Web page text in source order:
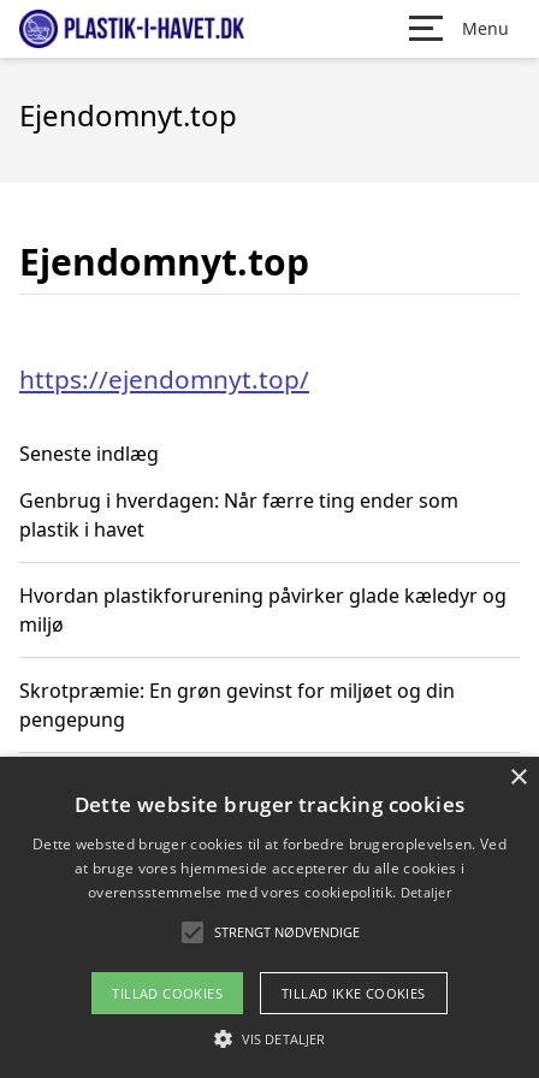
Menu
Ejendomnyt.top
Ejendomnyt.top
https://ejendomnyt.top/
Seneste indlæg
Genbrug i hverdagen: Når færre ting ender som
plastik i havet
Hvordan plastikforurening påvirker glade kæledyr og
miljø
Skrotpræmie: En grøn gevinst for miljøet og din
pengepung
Hvordan blåfade med rist kan hjælpe med at reducere
plastik i havet
Spil kasinospil på et troværdigt online casino: Din
guide til sikker og sjov underholdning
Copyright 2026 - Pilanto Aps
Om / kontakt
×
Dette website bruger tracking cookies
Dette websted bruger cookies til at forbedre brugeroplevelsen. Ved
at bruge vores hjemmeside accepterer du alle cookies i
overensstemmelse med vores cookiepolitik. Detaljer
STRENGT NØDVENDIGE
TILLAD COOKIES TILLAD IKKE COOKIES
VIS DETALJER